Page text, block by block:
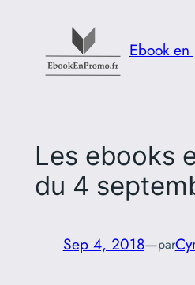
contenu
Ebook
Les ebooks
du 4
Sep 4, 2018—par